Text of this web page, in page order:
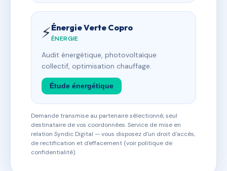
⚡Énergie Verte Copro
ÉNERGIE
Audit énergétique, photovoltaïque
collectif, optimisation chauffage.
Étude énergétique
Demande transmise au partenaire sélectionné, seul
destinataire de vos coordonnées. Service de mise en
relation Syndic Digital — vous disposez d'un droit d'accès,
de rectification et d'effacement (voir politique de
confidentialité).